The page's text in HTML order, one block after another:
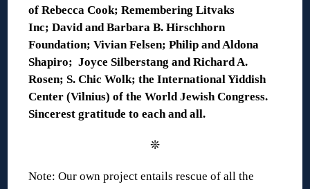
of Rebecca Cook; Remembering Litvaks
Inc; David and Barbara B. Hirschhorn
Foundation; Vivian Felsen; Philip and Aldona
Shapiro; Joyce Silberstang and Richard A.
Rosen; S. Chic Wolk; the International Yiddish
Center (Vilnius) of the World Jewish Congress.
Sincerest gratitude to each and all.
❊
Note: Our own project entails rescue of all the